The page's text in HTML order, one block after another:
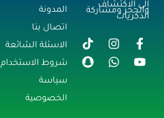
إلى الاكتشاف
والحجز ومشاركة
الذكريات
المدونة
اتصال بنا
الاسئلة الشائعة
شروط الاستخدام
سياسة
الخصوصية